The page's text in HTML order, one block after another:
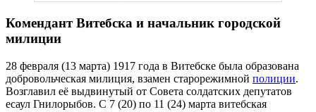
Комендант Витебска и начальник городской
милиции
28 февраля (13 марта) 1917 года в Витебске была образована
добровольческая милиция, взамен старорежимной полиции.
Возглавил её выдвинутый от Совета солдатских депутатов
есаул Гнилорыбов. С 7 (20) по 11 (24) марта витебская